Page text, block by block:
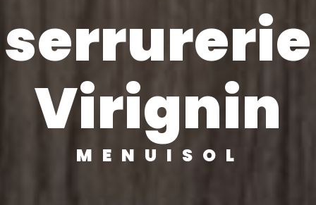
serrurerie
Virignin
MENUISOL